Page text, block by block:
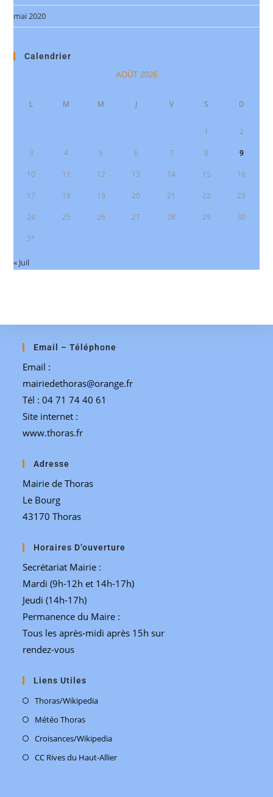
mai 2020
Calendrier
AOÛT 2026
L M M J V S D
1 2
3 4 5 6 7 8 9
10 11 12 13 14 15 16
17 18 19 20 21 22 23
24 25 26 27 28 29 30
31
« Juil
Email – Téléphone
Email :
mairiedethoras@orange.fr
Tél : 04 71 74 40 61
Site internet :
www.thoras.fr
Adresse
Mairie de Thoras
Le Bourg
43170 Thoras
Horaires D’ouverture
Secrétariat Mairie :
Mardi (9h-12h et 14h-17h)
Jeudi (14h-17h)
Permanence du Maire :
Tous les après-midi après 15h sur
rendez-vous
Liens Utiles
Thoras/Wikipedia
Météo Thoras
Croisances/Wikipedia
CC Rives du Haut-Allier